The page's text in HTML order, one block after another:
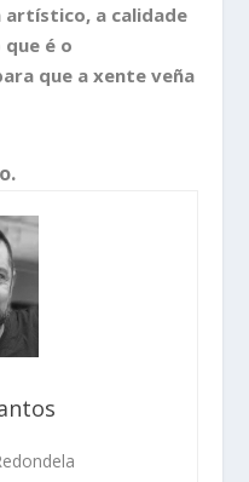
artístico, a calidade
é o
que a xente veña